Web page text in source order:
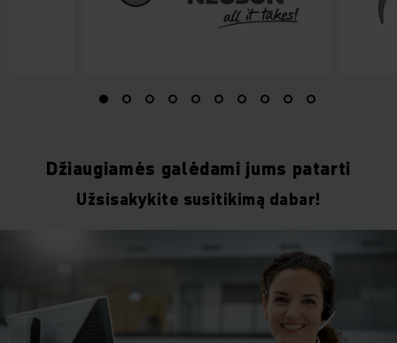
Džiaugiamės galėdami jums patarti
Užsisakykite susitikimą dabar!